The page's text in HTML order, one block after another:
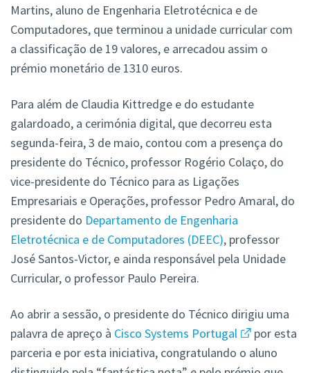
Martins, aluno de Engenharia Eletrotécnica e de
Computadores, que terminou a unidade curricular com
a classificação de 19 valores, e arrecadou assim o
prémio monetário de 1310 euros.
Para além de Claudia Kittredge e do estudante
galardoado, a cerimónia digital, que decorreu esta
segunda-feira, 3 de maio, contou com a presença do
presidente do Técnico, professor Rogério Colaço, do
vice-presidente do Técnico para as Ligações
Empresariais e Operações, professor Pedro Amaral, do
presidente do Departamento de Engenharia
Eletrotécnica e de Computadores (DEEC), professor
José Santos-Victor, e ainda responsável pela Unidade
Curricular, o professor Paulo Pereira.
Ao abrir a sessão, o presidente do Técnico dirigiu uma
palavra de apreço à Cisco Systems Portugal
por esta
parceria e por esta iniciativa, congratulando o aluno